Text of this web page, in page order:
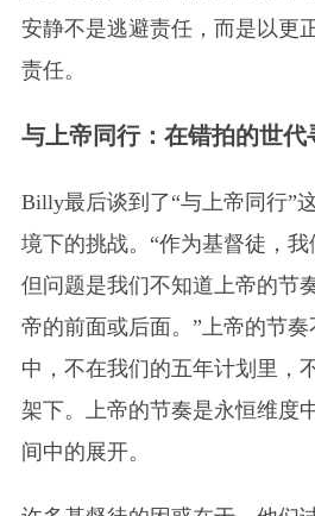
安静不是逃避责任，而是以更
责任。
与上帝同行：在错拍的世代
Billy最后谈到了“与上帝同行”
境下的挑战。“作为基督徒，我
但问题是我们不知道上帝的节
帝的前面或后面。”上帝的节
中，不在我们的五年计划里，
架下。上帝的节奏是永恒维度
间中的展开。